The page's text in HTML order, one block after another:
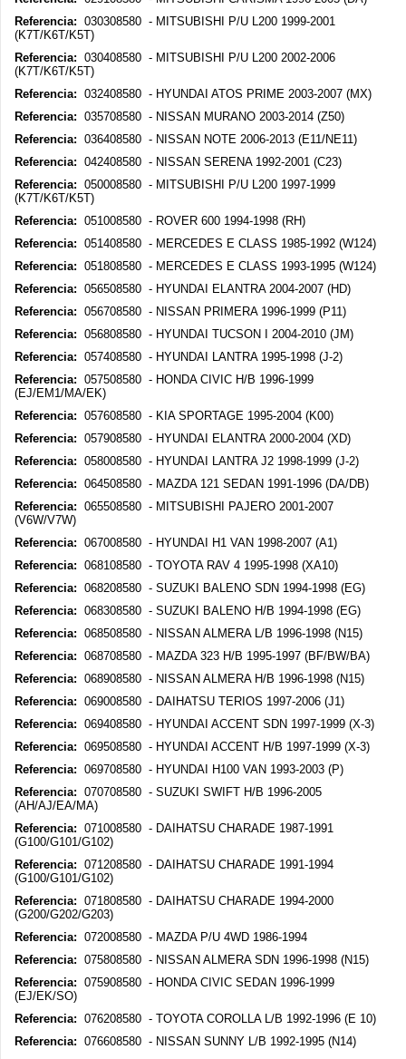
Referencia: 030308580 - MITSUBISHI P/U L200 1999-2001
(K7T/K6T/K5T)
Referencia: 030408580 - MITSUBISHI P/U L200 2002-2006
(K7T/K6T/K5T)
Referencia: 032408580 - HYUNDAI ATOS PRIME 2003-2007 (MX)
Referencia: 035708580 - NISSAN MURANO 2003-2014 (Z50)
Referencia: 036408580 - NISSAN NOTE 2006-2013 (E11/NE11)
Referencia: 042408580 - NISSAN SERENA 1992-2001 (C23)
Referencia: 050008580 - MITSUBISHI P/U L200 1997-1999
(K7T/K6T/K5T)
Referencia: 051008580 - ROVER 600 1994-1998 (RH)
Referencia: 051408580 - MERCEDES E CLASS 1985-1992 (W124)
Referencia: 051808580 - MERCEDES E CLASS 1993-1995 (W124)
Referencia: 056508580 - HYUNDAI ELANTRA 2004-2007 (HD)
Referencia: 056708580 - NISSAN PRIMERA 1996-1999 (P11)
Referencia: 056808580 - HYUNDAI TUCSON I 2004-2010 (JM)
Referencia: 057408580 - HYUNDAI LANTRA 1995-1998 (J-2)
Referencia: 057508580 - HONDA CIVIC H/B 1996-1999
(EJ/EM1/MA/EK)
Referencia: 057608580 - KIA SPORTAGE 1995-2004 (K00)
Referencia: 057908580 - HYUNDAI ELANTRA 2000-2004 (XD)
Referencia: 058008580 - HYUNDAI LANTRA J2 1998-1999 (J-2)
Referencia: 064508580 - MAZDA 121 SEDAN 1991-1996 (DA/DB)
Referencia: 065508580 - MITSUBISHI PAJERO 2001-2007
(V6W/V7W)
Referencia: 067008580 - HYUNDAI H1 VAN 1998-2007 (A1)
Referencia: 068108580 - TOYOTA RAV 4 1995-1998 (XA10)
Referencia: 068208580 - SUZUKI BALENO SDN 1994-1998 (EG)
Referencia: 068308580 - SUZUKI BALENO H/B 1994-1998 (EG)
Referencia: 068508580 - NISSAN ALMERA L/B 1996-1998 (N15)
Referencia: 068708580 - MAZDA 323 H/B 1995-1997 (BF/BW/BA)
Referencia: 068908580 - NISSAN ALMERA H/B 1996-1998 (N15)
Referencia: 069008580 - DAIHATSU TERIOS 1997-2006 (J1)
Referencia: 069408580 - HYUNDAI ACCENT SDN 1997-1999 (X-3)
Referencia: 069508580 - HYUNDAI ACCENT H/B 1997-1999 (X-3)
Referencia: 069708580 - HYUNDAI H100 VAN 1993-2003 (P)
Referencia: 070708580 - SUZUKI SWIFT H/B 1996-2005
(AH/AJ/EA/MA)
Referencia: 071008580 - DAIHATSU CHARADE 1987-1991
(G100/G101/G102)
Referencia: 071208580 - DAIHATSU CHARADE 1991-1994
(G100/G101/G102)
Referencia: 071808580 - DAIHATSU CHARADE 1994-2000
(G200/G202/G203)
Referencia: 072008580 - MAZDA P/U 4WD 1986-1994
Referencia: 075808580 - NISSAN ALMERA SDN 1996-1998 (N15)
Referencia: 075908580 - HONDA CIVIC SEDAN 1996-1999
(EJ/EK/SO)
Referencia: 076208580 - TOYOTA COROLLA L/B 1992-1996 (E 10)
Referencia: 076608580 - NISSAN SUNNY L/B 1992-1995 (N14)